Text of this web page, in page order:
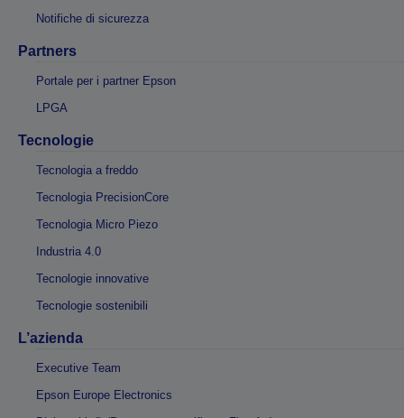
Notifiche di sicurezza
Partners
Portale per i partner Epson
LPGA
Tecnologie
Tecnologia a freddo
Tecnologia PrecisionCore
Tecnologia Micro Piezo
Industria 4.0
Tecnologie innovative
Tecnologie sostenibili
L’azienda
Executive Team
Epson Europe Electronics